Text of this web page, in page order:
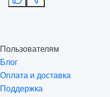
Пользователям
Блог
Оплата и доставка
Поддержка